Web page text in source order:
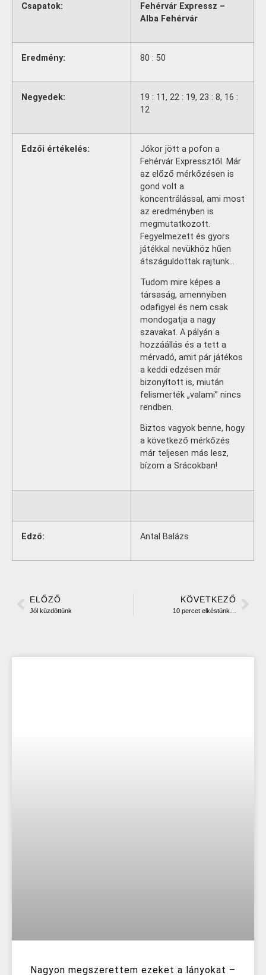
Csapatok:
Fehérvár Expressz –
Alba Fehérvár
Eredmény: 80 : 50
Negyedek:
19 : 11, 22 : 19, 23 : 8, 16 :
12
Edzői értékelés:
Jókor jött a pofon a
Fehérvár Expressztől. Már
az előző mérkőzésen is
gond volt a
koncentrálással, ami most
az eredményben is
megmutatkozott.
Fegyelmezett és gyors
játékkal nevükhöz hűen
átszáguldottak rajtunk…
Tudom mire képes a
társaság, amennyiben
odafigyel és nem csak
mondogatja a nagy
szavakat. A pályán a
hozzáállás és a tett a
mérvadó, amit pár játékos
a keddi edzésen már
bizonyított is, miután
felismerték „valami” nincs
rendben.
Biztos vagyok benne, hogy
a következő mérkőzés
már teljesen más lesz,
bízom a Srácokban!
Edző: Antal Balázs
ELŐZŐ
Jól küzdöttünk
KÖVETKEZŐ
10 percet elkéstünk…
Nagyon megszerettem ezeket a lányokat –